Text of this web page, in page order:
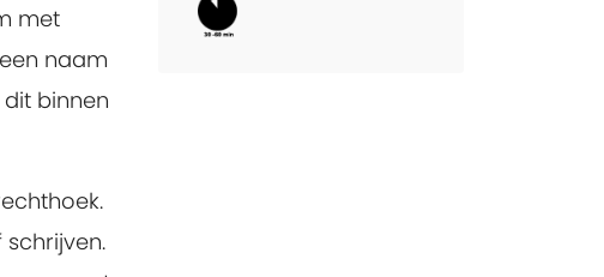
met
naam
binnen